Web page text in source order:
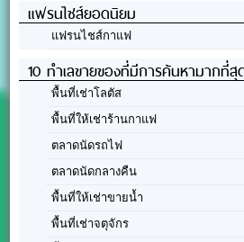
แฟรนไชส์ยอดนิยม
แฟรนไชส์กาแฟ
10 ทำเลขายของที่มีการค้นหามากที่สุ
พื้นที่เช่าโลตัส
พื้นที่ให้เช่าร้านกาแฟ
ตลาดนัดรถไฟ
ตลาดนัดกลางคืน
พื้นที่ให้เช่าขายน้ำ
พื้นที่เช่าจตุจักร